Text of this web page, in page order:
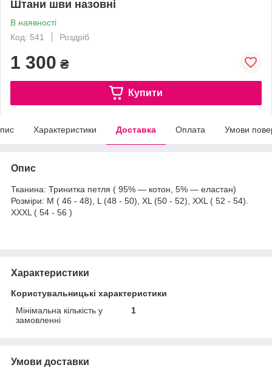
Штани шви назовні
В наявності
Код: 541
Роздріб
1 300 ₴
Купити
Характеристики Доставка Оплата Умови
Опис
Тканина: Тринитка петля ( 95% — котон, 5% — еластан)
Розміри: M ( 46 - 48), L (48 - 50), XL (50 - 52), XXL ( 52 - 54).
XXXL ( 54 - 56 )
Характеристики
Користувальницькі характеристики
Мінімальна кількість у
замовленні
1
Умови доставки